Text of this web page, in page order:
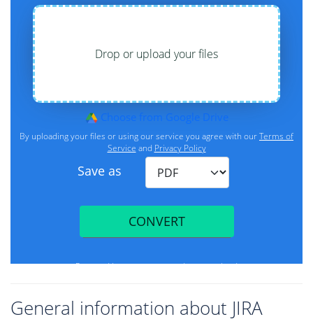
General information about JIRA